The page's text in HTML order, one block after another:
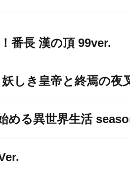
番長 漢の頂 99ver.
しき皇帝と終焉の夜
める異世界生活